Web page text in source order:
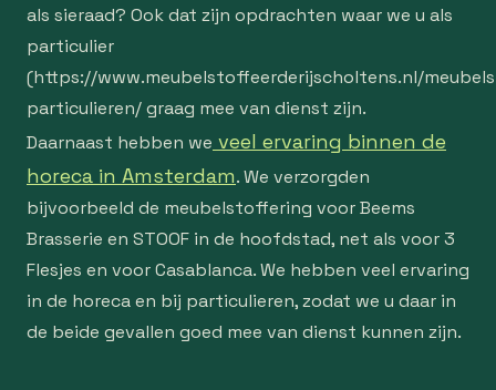
als sieraad? Ook dat zijn opdrachten waar we u als
particulier
(https://www.meubelstoffeerderijscholtens.nl/
particulieren/ graag mee van dienst zijn.
Daarnaast hebben we veel ervaring binnen de
horeca in Amsterdam. We verzorgden
bijvoorbeeld de meubelstoffering voor Beems
Brasserie en STOOF in de hoofdstad, net als voor 3
Flesjes en voor Casablanca. We hebben veel ervaring
in de horeca en bij particulieren, zodat we u daar in
de beide gevallen goed mee van dienst kunnen zijn.